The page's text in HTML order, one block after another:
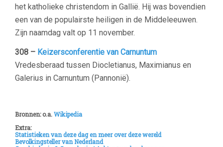
het katholieke christendom in Gallië. Hij was bovendien
een van de populairste heiligen in de Middeleeuwen.
Zijn naamdag valt op 11 november.
308 – Keizersconferentie van Carnuntum
Vredesberaad tussen Diocletianus, Maximianus en
Galerius in Carnuntum (Pannonië).
Bronnen: o.a.Wikipedia
Extra:
Statistieken van deze dag en meer over deze wereld
Bevolkingsteller van Nederland